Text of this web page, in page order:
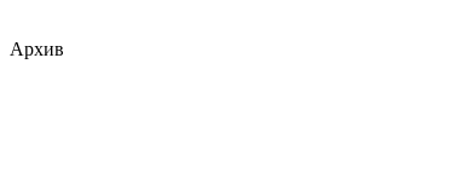
Архив